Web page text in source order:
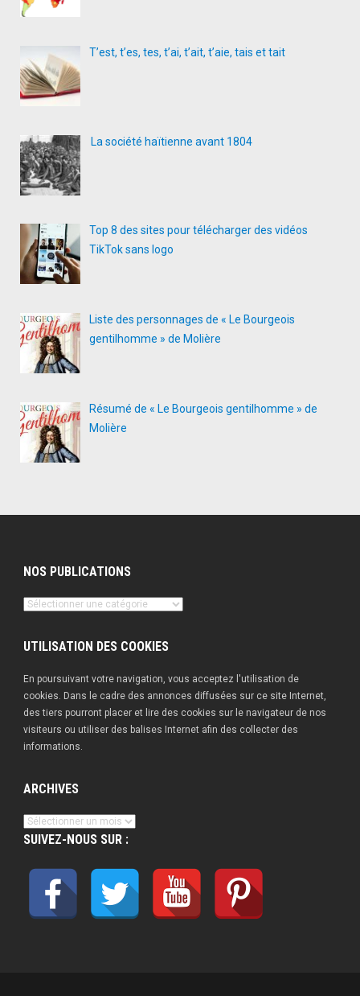
T’est, t’es, tes, t’ai, t’ait, t’aie, tais et tait
La société haïtienne avant 1804
Top 8 des sites pour télécharger des vidéos
TikTok sans logo
Liste des personnages de « Le Bourgeois
gentilhomme » de Molière
Résumé de « Le Bourgeois gentilhomme » de
Molière
NOS PUBLICATIONS
Nos
UTILISATION DES COOKIES
En poursuivant votre navigation, vous acceptez l'utilisation de
cookies. Dans le cadre des annonces diffusées sur ce site Internet,
des tiers pourront placer et lire des cookies sur le navigateur de nos
visiteurs ou utiliser des balises Internet afin des collecter des
informations.
ARCHIVES
Archives
SUIVEZ-NOUS SUR :